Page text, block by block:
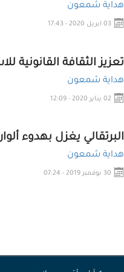
هداية شمعون
03 ابريل 2020 - 17:43
تعزيز الثقافة
هداية شمعون
02 يناير 2020 - 12:09
البرتقالي يغزل بهدوء
هداية شمعون
30 نوفمبر 2019 - 07:24